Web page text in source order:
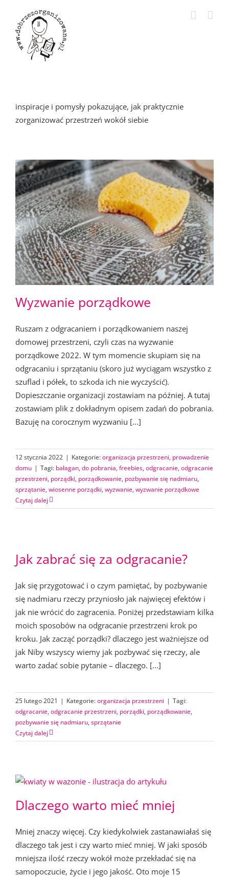
zawartości
inspiracje i pomysły pokazujące, jak praktycznie
zorganizować przestrzeń wokół siebie
Wyzwanie porządkowe
Ruszam z odgracaniem i porządkowaniem naszej
domowej przestrzeni, czyli czas na wyzwanie
porządkowe 2022. W tym momencie skupiam się na
odgracaniu i sprzątaniu (skoro już wyciągam wszystko z
szuflad i półek, to szkoda ich nie wyczyścić).
Dopieszczanie organizacji zostawiam na później. A tutaj
zostawiam plik z dokładnym opisem zadań do pobrania.
Bazuję na corocznym wyzwaniu [...]
12 stycznia 2022 | Kategorie:organizacja przestrzeni, prowadzenie
domu | Tagi: bałagan, do pobrania, freebies, odgracanie, odgracanie
przestrzeni, porządki, porządkowanie, pozbywanie się nadmiaru,
sprzątanie, wiosenne porządki, wyzwanie, wyzwanie porządkowe
Czytaj dalej
Jak zabrać się za odgracanie?
Jak się przygotować i o czym pamiętać, by pozbywanie
się nadmiaru rzeczy przyniosło jak najwięcej efektów i
jak nie wrócić do zagracenia. Poniżej przedstawiam kilka
moich sposobów na odgracanie przestrzeni krok po
kroku. Jak zacząć porządki? dlaczego jest ważniejsze od
jak Niby wszyscy wiemy jak pozbywać się rzeczy, ale
warto zadać sobie pytanie – dlaczego. [...]
25 lutego 2021 | Kategorie:organizacja przestrzeni | Tagi:
odgracanie, odgracanie przestrzeni, porządki, porządkowanie,
pozbywanie się nadmiaru, sprzątanie
Czytaj dalej
Dlaczego warto mieć mniej
Mniej znaczy więcej. Czy kiedykolwiek zastanawiałaś się
dlaczego tak jest i czy warto mieć mniej. W jaki sposób
mniejsza ilość rzeczy wokół może przekładać się na
samopoczucie, życie i jego jakość. Oto moje 15